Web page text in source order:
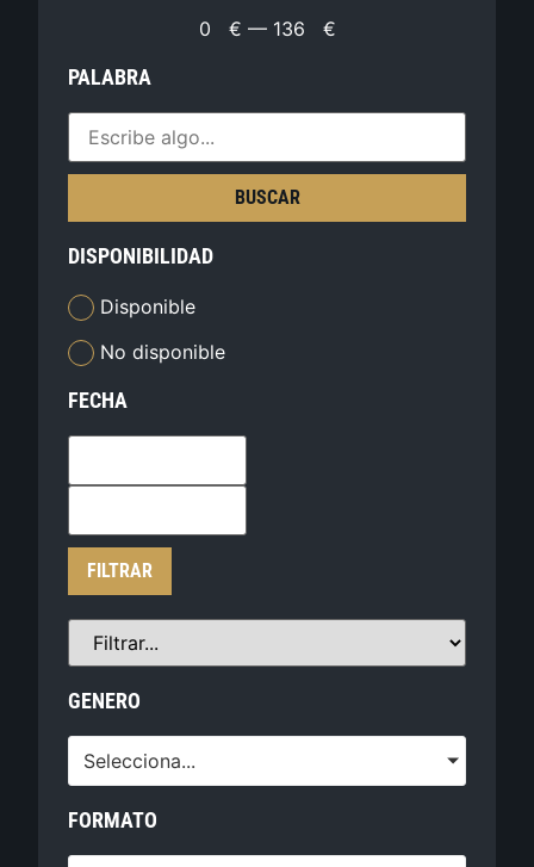
0 € — 136 €
PALABRA
BUSCAR
DISPONIBILIDAD
Disponible
No disponible
FECHA
FILTRAR
GENERO
Selecciona...
FORMATO